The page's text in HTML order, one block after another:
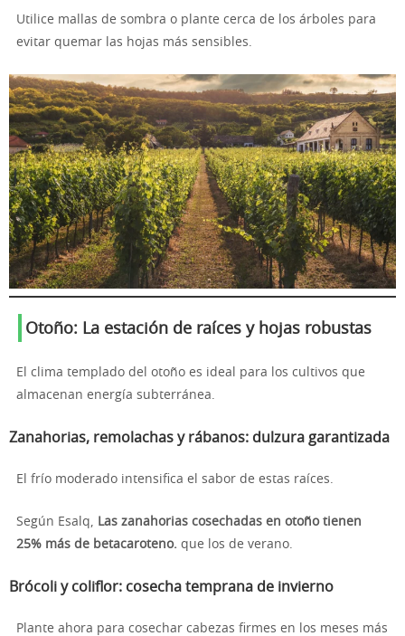
Utilice mallas de sombra o plante cerca de los árboles para
evitar quemar las hojas más sensibles.
Otoño: La estación de raíces y hojas robustas
El clima templado del otoño es ideal para los cultivos que
almacenan energía subterránea.
Zanahorias, remolachas y rábanos: dulzura garantizada
El frío moderado intensifica el sabor de estas raíces.
Según Esalq, Las zanahorias cosechadas en otoño tienen
25% más de betacaroteno. que los de verano.
Brócoli y coliflor: cosecha temprana de invierno
Plante ahora para cosechar cabezas firmes en los meses más